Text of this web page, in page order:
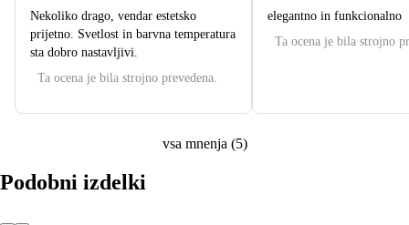
Nekoliko drago, vendar estetsko
prijetno. Svetlost in barvna temperatura
sta dobro nastavljivi.
Ta ocena je bila strojno prevedena.
elegantno in funkcionalno
Ta ocena je bila strojno
vsa mnenja (5)
Podobni izdelki